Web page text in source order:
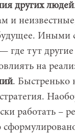
других людей
и
Иными
где тут
на
. Быстренько
работать –